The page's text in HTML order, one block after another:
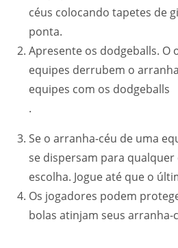
céus colocando tapetes de
ponta.
Apresente os dodgeballs. O
equipes derrubem o
equipes com os dodgeballs
.
Se o arranha-céu de uma
se dispersam para
escolha. Jogue até que o
Os jogadores podem
bolas atinjam seus arranha-